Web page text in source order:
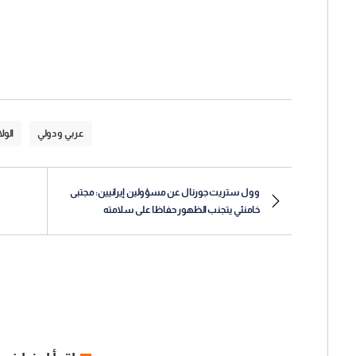
عربي و دولي
وول ستريت جورنال عن مسؤولين إيرانيين: مجتبى
خامنئي يتجنب الظهور حفاظا على سلامته